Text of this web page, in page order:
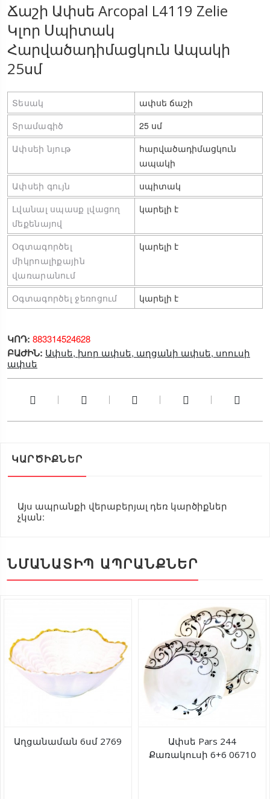
Ճաշի Ափսե Arcopal L4119 Zelie
Կլոր Սպիտակ
Հարվածադիմացկուն Ապակի
25սմ
Տեսակ
ափսե ճաշի
Տրամագիծ
25 սմ
Ափսեի նյութ
հարվածադիմացկուն
ապակի
Ափսեի գույն
սպիտակ
Լվանալ սպասք լվացող
մեքենայով
կարելի է
Օգտագործել
միկրոալիքային
վառարանում
կարելի է
Օգտագործել ջեռոցում կարելի է
ԿՈԴ: 883314524628
ԲԱԺԻՆ: Ափսե, խոր ափսե, աղցանի ափսե, սոուսի
ափսե
ԿԱՐԾԻՔՆԵՐ
Այս ապրանքի վերաբերյալ դեռ կարծիքներ
չկան:
ՆՄԱՆԱՏԻՊ ԱՊՐԱՆՔՆԵՐ
Աղցանաման 6սմ 2769
Ափսե Pars 244
Քառակուսի 6+6 06710